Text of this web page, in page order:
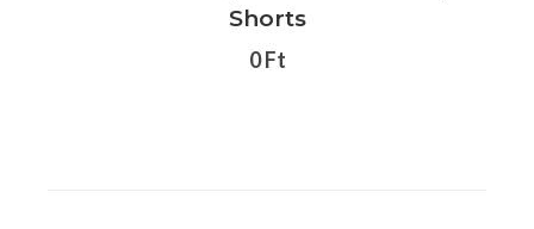
Shorts
0 Ft